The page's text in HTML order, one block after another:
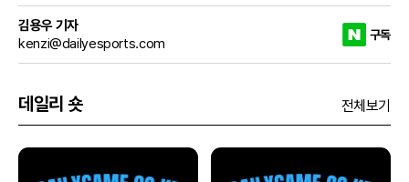
김용우 기자
kenzi@dailyesports.com
구독
데일리 숏 전체보기